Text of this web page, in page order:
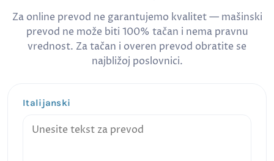
Za online prevod ne garantujemo kvalitet — mašinski
prevod ne može biti 100% tačan i nema pravnu
vrednost. Za tačan i overen prevod obratite se
najbližoj poslovnici.
Italijanski